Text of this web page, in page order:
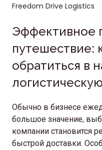
Freedom Drive Logistics
Эффективное
путешествие:
обратиться в
Обычно в бизнесе
большое значение,
компании
быстрой доставки.